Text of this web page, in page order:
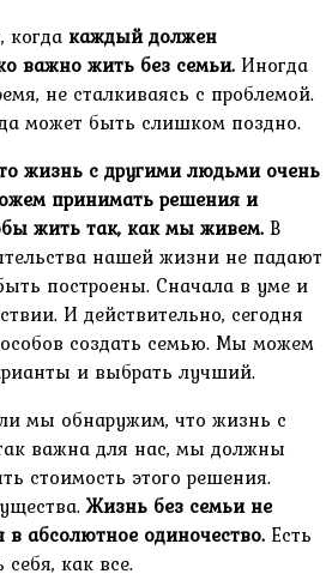
когда каждый должен
важно жить без семьи. Иногда
не сталкиваясь с проблемой.
может быть слишком поздно.
жизнь с другими людьми очень
принимать решения и
жить так, как мы живем. В
нашей жизни не падают
построены. Сначала в уме и
И действительно, сегодня
создать семью. Мы можем
и выбрать лучший.
мы обнаружим, что жизнь с
важна для нас, мы должны
стоимость этого решения.
Жизнь без семьи не
в абсолютное одиночество. Есть
как все.